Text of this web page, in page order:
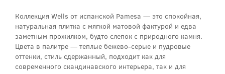
Коллекция Wells от испанской Pamesa — это спокойная,
натуральная плитка с мягкой матовой фактурой и едва
заметным прожилком, будто слепок с природного камня.
Цвета в палитре — теплые бежево-серые и пудровые
оттенки, стиль сдержанный, подходит как для
современного скандинавского интерьера, так и для